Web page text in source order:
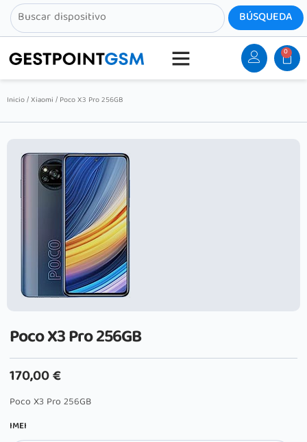
0
Inicio/Xiaomi / Poco X3 Pro 256GB
Poco X3 Pro 256GB
170,00€
Poco X3 Pro 256GB
IMEI